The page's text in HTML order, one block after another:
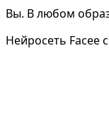
Вы. В любом
Нейросеть Facee